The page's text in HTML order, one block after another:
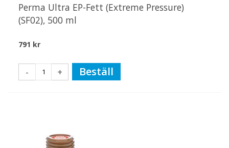
Perma Ultra EP-Fett (Extreme Pressure)
(SF02), 500 ml
791 kr
- + Beställ